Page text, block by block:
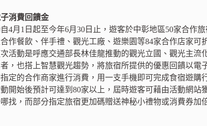
消費回饋金
自4月1日起至今年6月30日止，遊客於中彰地區50家合作
作餐飲、伴手禮、觀光工廠、遊樂園等84家合作店家可
活動是呼應交通部長林佳龍推動的觀光立國、觀光主流
，也搭上智慧觀光趨勢，將旅宿所提供的優惠回饋以電
定的合作商家進行消費，用一支手機即可完成食宿遊購
開始後預計可達到80家以上，屆時遊客可藉由活動網站
找，而部分指定旅宿更加碼贈送神秘小禮物或消費券加